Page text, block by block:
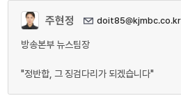
주현정 doit85@kjmbc.co.kr
방송본부 뉴스팀장
"정반합, 그 징검다리가 되겠습니다"